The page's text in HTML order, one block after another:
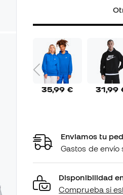
35,99 € 31,99
Enviamos tu
Gastos de
Disponibilidad
Comprueba si